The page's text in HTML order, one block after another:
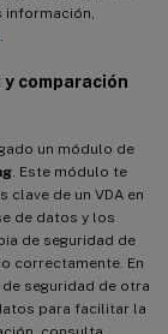
comparación
un módulo de
. Este módulo te
de un VDA en
de datos y los
de seguridad de
correctamente. En
seguridad de otra
para facilitar la